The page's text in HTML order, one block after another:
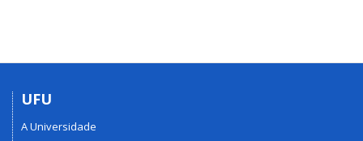
UFU
A Universidade